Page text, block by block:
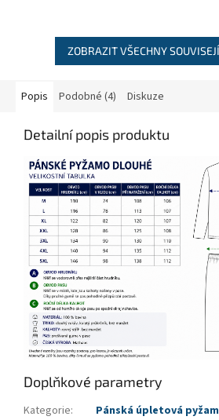
ZOBRAZIT VŠECHNY
Popis Podobné (4) Diskuze
Detailní popis produktu
Doplňkové parametry
Kategorie:
Pánská úpletová